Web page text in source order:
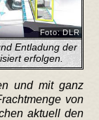
Foto: DLR
Entladung der
erfolgen.
und mit ganz
von
aktuell den